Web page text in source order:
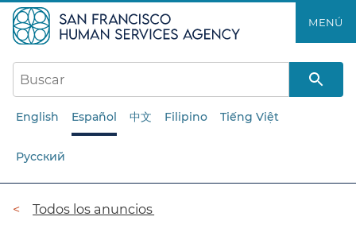
al
contenido
principal​​
MENÚ​​
English Español 中文 Filipino Tiếng Việt
Русский
Ruta
Todos los anuncios​​